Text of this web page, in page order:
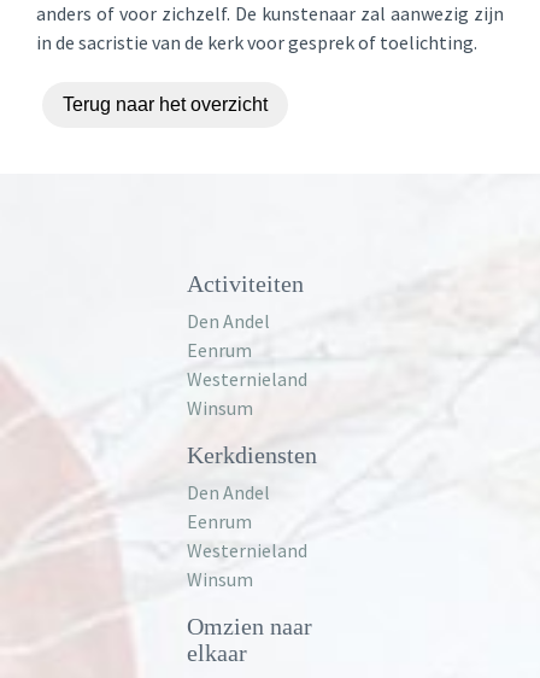
anders of voor zichzelf. De kunstenaar zal aanwezig zijn
in de sacristie van de kerk voor gesprek of toelichting.
Terug naar het overzicht
Activiteiten
Den Andel
Eenrum
Westernieland
Winsum
Kerkdiensten
Den Andel
Eenrum
Westernieland
Winsum
Omzien naar
elkaar